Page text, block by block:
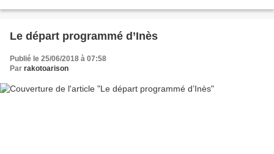
Le départ programmé d’Inès
Publié le 25/06/2018 à 07:58
Par rakotoarison